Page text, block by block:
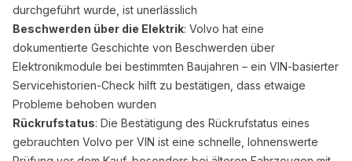
durchgeführt wurde, ist unerlässlich
Beschwerden über die Elektrik: Volvo hat eine
dokumentierte Geschichte von Beschwerden über
Elektronikmodule bei bestimmten Baujahren – ein VIN-basierter
Servicehistorien-Check hilft zu bestätigen, dass etwaige
Probleme behoben wurden
Rückrufstatus: Die Bestätigung des Rückrufstatus eines
gebrauchten Volvo per VIN ist eine schnelle, lohnenswerte